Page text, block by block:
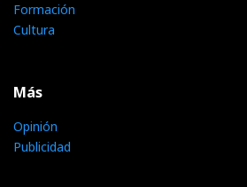
Formación
Cultura
Más
Opinión
Publicidad